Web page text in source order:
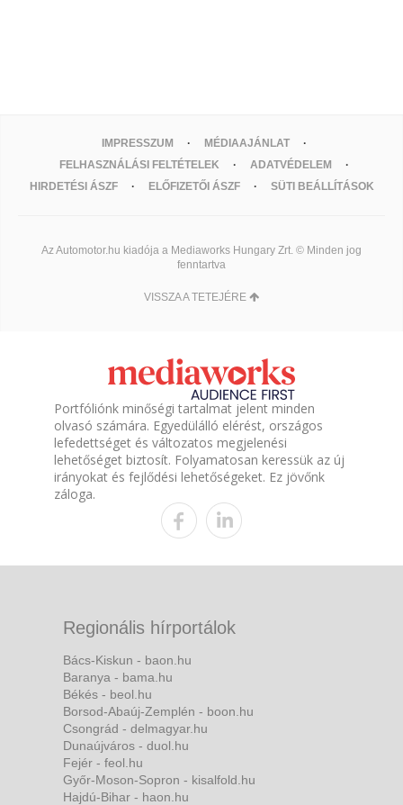
IMPRESSZUM
MÉDIAAJÁNLAT
FELHASZNÁLÁSI FELTÉTELEK
ADATVÉDELEM
HIRDETÉSI ÁSZF
ELŐFIZETŐI ÁSZF SÜTI BEÁLLÍTÁSOK
Az Automotor.hu kiadója a Mediaworks Hungary Zrt. © Minden jog
fenntartva
VISSZA A TETEJÉRE
Portfóliónk minőségi tartalmat jelent minden
olvasó számára. Egyedülálló elérést, országos
lefedettséget és változatos megjelenési
lehetőséget biztosít. Folyamatosan keressük az új
irányokat és fejlődési lehetőségeket. Ez jövőnk
záloga.
Regionális hírportálok
Bács-Kiskun - baon.hu
Baranya - bama.hu
Békés - beol.hu
Borsod-Abaúj-Zemplén - boon.hu
Csongrád - delmagyar.hu
Dunaújváros - duol.hu
Fejér - feol.hu
Győr-Moson-Sopron - kisalfold.hu
Hajdú-Bihar - haon.hu